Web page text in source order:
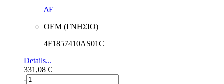
ΔΕ
ΟΕΜ (ΓΝΗΣΙΟ)
4F1857410AS01C
Details...
331,08 €
-
+